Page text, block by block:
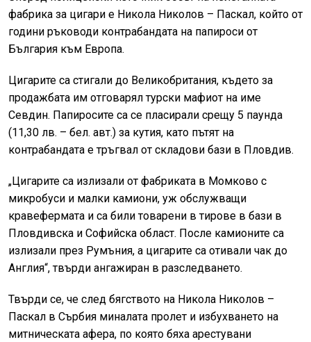
фабрика за цигари е Никола Николов – Паскал, който от
години ръководи контрабандата на папироси от
България към Европа.
Цигарите са стигали до Великобритания, където за
продажбата им отговарял турски мафиот на име
Севдин. Папиросите са се пласирали срещу 5 паунда
(11,30 лв. – бел. авт.) за кутия, като пътят на
контрабандата е тръгвал от складови бази в Пловдив.
„Цигарите са излизали от фабриката в Момково с
микробуси и малки камиони, уж обслужващи
кравефермата и са били товарени в тирове в бази в
Пловдивска и Софийска област. После камионите са
излизали през Румъния, а цигарите са отивали чак до
Англия“, твърди ангажиран в разследването.
Твърди се, че след бягството на Никола Николов –
Паскал в Сърбия миналата пролет и избухването на
митническата афера, по която бяха арестувани